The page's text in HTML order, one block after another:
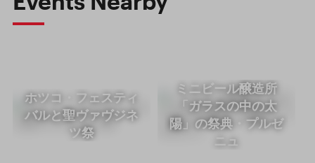
ホツコ・フェスティ
バルと聖ヴァヴジネ
ツ祭
ミニビール醸造所
「ガラスの中の太
陽」の祭典・プルゼ
ニュ